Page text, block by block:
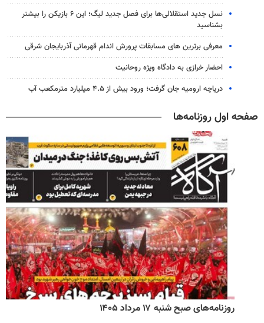
نسل جدید استقلالی‌ها برای فصل جدید لیگ؛ این ۶ بازیکن را بیشتر
بشناسید
معرفی برترین های مسابقات پرورش اندام قهرمانی آذربایجان شرقی
احضار خرازی به دادگاه ویژه روحانیت
دریاچه ارومیه جان گرفت؛ ورود بیش از ۴.۵ میلیارد مترمکعب آب
صفحه اول روزنامه‌ها
روزنامه‌های صبح شنبه ۱۷ مرداد ۱۴۰۵